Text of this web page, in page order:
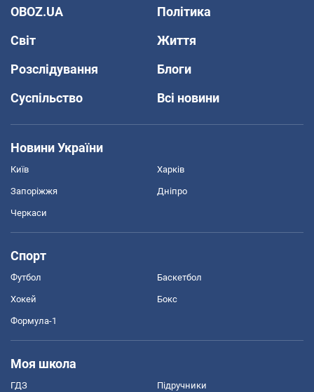
OBOZ.UA
Політика
Світ
Життя
Розслідування
Блоги
Суспільство
Всі новини
Новини України
Київ Харків
Запоріжжя Дніпро
Черкаси
Спорт
Футбол Баскетбол
Хокей Бокс
Формула-1
Моя школа
ГДЗ Підручники